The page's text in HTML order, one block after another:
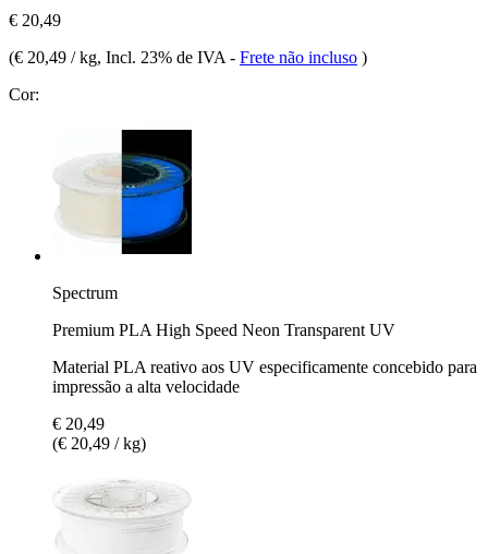
€ 20,49
(€ 20,49 / kg, Incl. 23% de IVA - Frete não incluso )
Cor:
Spectrum
Premium PLA High Speed Neon Transparent UV
Material PLA reativo aos UV especificamente concebido para
impressão a alta velocidade
€ 20,49
(€ 20,49 / kg)